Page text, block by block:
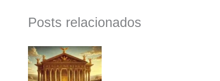
Posts relacionados